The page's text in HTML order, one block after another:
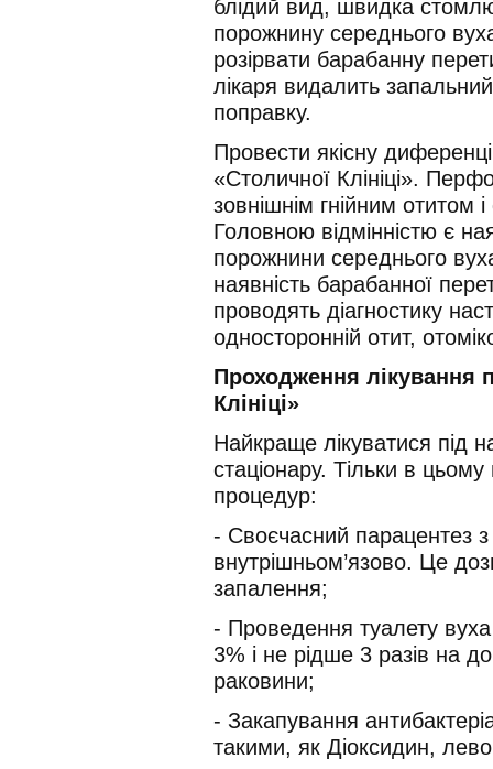
блідий вид, швидка
порожнину середнього
розірвати барабанну
лікаря видалить
поправку.
Провести якісну
«Столичної Клініці».
зовнішнім гнійним отитом
Головною відмінністю є
порожнини середнього
наявність барабанної
проводять діагностику
односторонній отит,
Проходження лікування
Клініці»
Найкраще лікуватися під
стаціонару. Тільки в
процедур:
- Своєчасний парацентез з
внутрішньом’язово. Це
запалення;
- Проведення туалету
3% і не рідше 3 разів на
раковини;
- Закапування
такими, як Діоксидин,